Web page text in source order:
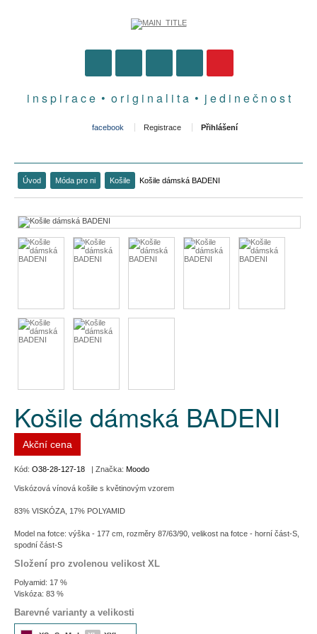
i n s p i r a c e • o r i g i n a l i t a • j e d i n e č n o s t
facebook Registrace Přihlášení
Úvod Móda pro ni Košile Košile dámská BADENI
Košile dámská BADENI
Akční cena
Kód: O38-28-127-18 | Značka: Moodo
Viskózová vínová košile s květinovým vzorem
83% VISKÓZA, 17% POLYAMID
Model na fotce: výška - 177 cm, rozměry 87/63/90, velikost na fotce - horní část-S,
spodní část-S
Složení pro zvolenou velikost XL
Polyamid: 17 %
Viskóza: 83 %
Barevné varianty a velikosti